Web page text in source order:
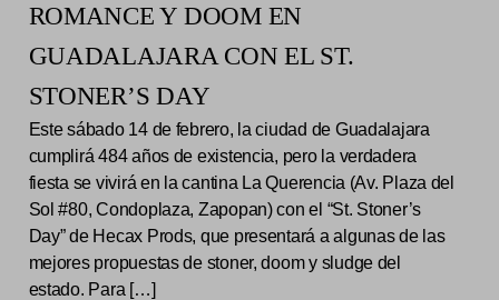
ROMANCE Y DOOM EN
GUADALAJARA CON EL ST.
STONER’S DAY
Este sábado 14 de febrero, la ciudad de Guadalajara
cumplirá 484 años de existencia, pero la verdadera
fiesta se vivirá en la cantina La Querencia (Av. Plaza del
Sol #80, Condoplaza, Zapopan) con el “St. Stoner’s
Day” de Hecax Prods, que presentará a algunas de las
mejores propuestas de stoner, doom y sludge del
estado. Para […]